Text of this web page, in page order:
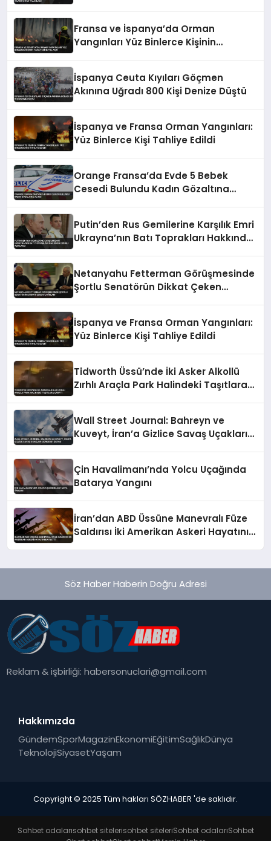
Fransa ve İspanya’da Orman
Yangınları Yüz Binlerce Kişinin
İspanya Ceuta Kıyıları Göçmen
Akınına Uğradı 800 Kişi Denize Düştü
İspanya ve Fransa Orman Yangınları:
Yüz Binlerce Kişi Tahliye Edildi
Orange Fransa’da Evde 5 Bebek
Cesedi Bulundu Kadın Gözaltına
Putin’den Rus Gemilerine Karşılık Emri
Ukrayna’nın Batı Toprakları Hakkında
Netanyahu Fetterman Görüşmesinde
Şortlu Senatörün Dikkat Çeken
İspanya ve Fransa Orman Yangınları:
Yüz Binlerce Kişi Tahliye Edildi
Tidworth Üssü’nde İki Asker Alkollü
Zırhlı Araçla Park Halindeki Taşıtlara
Wall Street Journal: Bahreyn ve
Kuveyt, İran’a Gizlice Savaş Uçakları
Çin Havalimanı’nda Yolcu Uçağında
Batarya Yangını
İran’dan ABD Üssüne Manevralı Füze
Saldırısı İki Amerikan Askeri Hayatını
Söz Haber Haberin Doğru Adresi
Reklam & işbirliği:habersonuclari@gmail.com
Hakkımızda
GündemSporMagazinEkonomiEğitimSağlıkDünya
TeknolojiSiyasetYaşam
Copyright © 2025 Tüm hakları SÖZHABER 'de saklıdır.
Sohbet odalarısohbet sitelerisohbet siteleriSohbet odalarıSohbet